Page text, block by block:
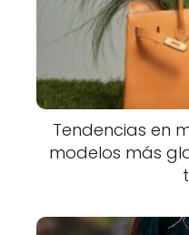
Tendencias en
modelos más